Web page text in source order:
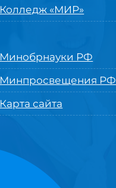
Колледж «МИР»
Минобрнауки РФ
Минпросвещения РФ
Карта сайта